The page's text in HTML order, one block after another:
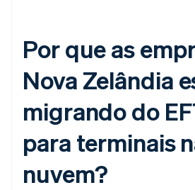
Por que as
Nova Zelândia
migrando do
para terminais
nuvem?